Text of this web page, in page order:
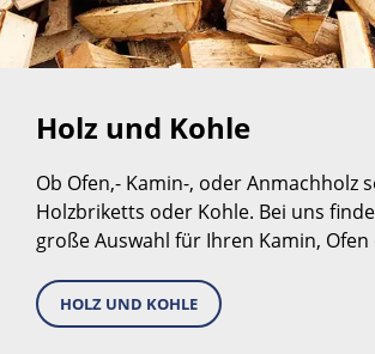
Holz und Kohle
Ob Ofen,- Kamin-, oder Anmachholz
Holzbriketts oder Kohle. Bei uns
große Auswahl für Ihren Kamin,
HOLZ UND KOHLE